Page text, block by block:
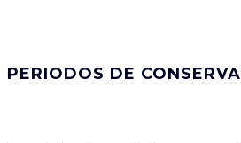
PERIODOS DE